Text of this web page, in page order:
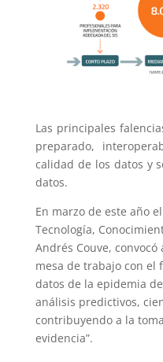
Las principales
preparado,
calidad de los datos y
datos.
En marzo de este año
Tecnología,
Andrés Couve,
mesa de trabajo con el
datos de la epidemia
análisis predictivos,
contribuyendo a la
evidencia”.